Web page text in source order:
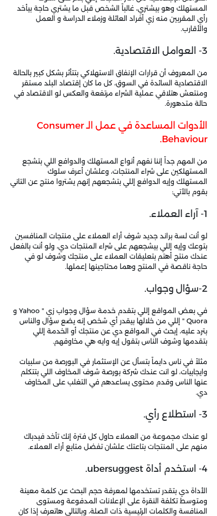
المستهلك وهو بيشتري، غالباً الشخص قبل ما يشتري حاجة بيأخد
رأي المقربين منه زي أفراد العائلة وزملاء الدراسة و العمل
والأقارب.
3- العوامل الاقتصادية.
من المعروف أن قرارات الإنفاق الاستهلاكي بتتأثر بشكل كبير بالحالة
الاقتصادية السائدة في السوق، كل ما كان إقتصاد البلد مستقر
ومنتعش هتلاقي عملية الشراء مرتفعة والعكس لو الاقتصاد في
حالة متدهورة.
الأدوات المساعدة في عمل الـ Consumer
Behaviour.
من المهم جداً إننا نفهم أنواع المستهلك والدوافع اللي بتشجع
المستهلكين على شراء المنتجات، وعلشان أعرف سلوك
المستهلك وإيه الدوافع إللي بتشجعهم إنهم يشتروا منتج عن التاني
بقوم بالأتي:
1- آراء العملاء.
لو أنت لسة براند جديد شوف أراء العملاء على منتجات المنافسين
بتوعك وإيه إللي بيشجعهم على شراء المنتجات دي، ولو أنت بالفعل
عندك منتج أهتم بتعليقات العملاء على منتجك وشوف لو في
حاجة ناقصة في المنتج وهما محتاجينها إعملها.
2-سؤال وجواب.
في بعض المواقع إللي بتقدم خدمة سؤال وجواب زي " Yahoo و
Quora " إللي من خلالها بيقدر أي شخص إنه يضع سؤال والناس
بترد عليه، إبحث في المواقع دي عن منتجك أو الخدمة إللي
بتقدمها وشوف الناس بتقول إيه وايه هي مخاوفهم.
مثلاً في ناس دايماً بتسأل عن الإستثمار في البورصة من سلبيات
وايجابيات، لو انت عندك شركة بورصة شوف المخاوف اللي بتتكلم
عنها الناس وقدم محتوى يساعدهم في التغلب على المخاوف
دي.
3- استطلاع رأي.
لو عندك مجموعة من العملاء حاول كل فترة إنك تأخد فيدباك
منهم على المنتجات بتاعتك علشان تفضل متابع أراء العملاء.
4- استخدم أداة ubersuggest.
الأداة دي بتقدر تستخدمها لمعرفة حجم البحث عن كلمة معينة
ومتوسط ​​تكلفة النقرة على الإعلانات المدفوعة ومستوى
المنافسة والكلمات الرئيسية ذات الصلة، وبالتالي هاتعرف إذا كان